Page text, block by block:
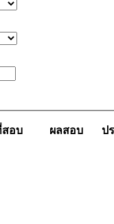
อบ ผลสอบ ป